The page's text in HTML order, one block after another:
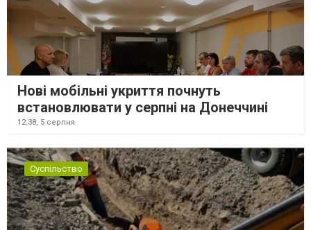
Нові мобільні укриття почнуть
встановлювати у серпні на Донеччині
12:38, 5 серпня
Суспільство